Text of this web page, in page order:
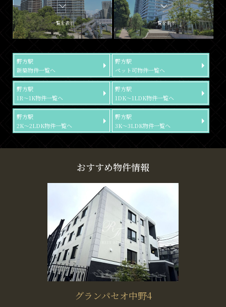
一覧を表示 一覧を表示
野方駅
新築物件一覧へ
野方駅
ペット可物件一覧へ
野方駅
1R～1K物件一覧へ
野方駅
1DK～1LDK物件一覧へ
野方駅
2K～2LDK物件一覧へ
野方駅
3K～3LDK物件一覧へ
おすすめ物件情報
グランパセオ中野4